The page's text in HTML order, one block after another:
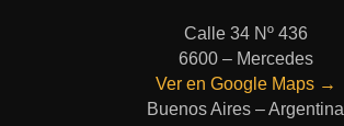
Calle 34 Nº 436
6600 – Mercedes
Ver en Google Maps →
Buenos Aires – Argentina